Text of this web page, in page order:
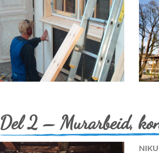
Del 2 – Murarbeid,